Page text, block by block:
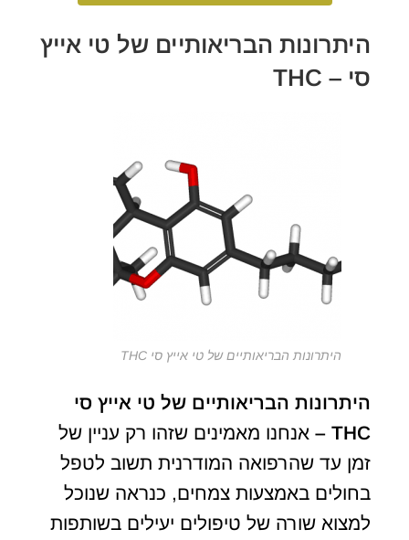
היתרונות הבריאותיים של טי אייץ
סי – THC
היתרונות הבריאותיים של טי אייץ סי THC
היתרונות הבריאותיים של טי אייץ סי
THC –
אנחנו מאמינים שזהו רק עניין של
זמן עד שהרפואה המודרנית תשוב לטפל
בחולים באמצעות צמחים, כנראה שנוכל
למצוא שורה של טיפולים יעילים בשותפות